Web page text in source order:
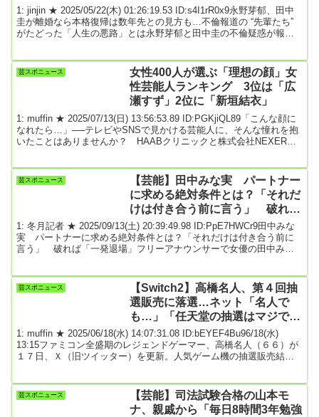
どった「人生の悪路」とは
1: jinjin ★ 2025/05/22(木) 01:26:19.53 ID:s4I1rR0x9永野芽郁、田中
圭が離婚なら本格復帰は数年先との見方も…不倫報道の “先輩たち”
がたどった「人生の悪路」とは永野芽郁と田中圭の不倫疑惑が報じ
たことが発表されており、ダメージは拡大の一途をたどっている。
「『豊臣兄弟！』では主人公の幼馴染というヒロイン枠でしたが、
芸スポニュース
女性400人が選ぶ「理想の顔」女
性芸能人ランキング 3位は「広
瀬すず」2位に「新垣結衣」
1: muffin ★ 2025/07/13(日) 13:56:53.89 ID:PGKjiQL89「こんな顔に
なれたら…」──テレビやSNSで見かける芸能人に、そんな憧れを抱
いたことはありませんか？ HAABクリニックと株式会社NEXER
で、リアルな女性たちが憧れる“理想の顔”が明らかに。上位に選ばれ
た芸能人とその理由は以下の通りです。▽第1位：北川景子（81
芸スポニュース
【芸能】田中みな実 パートナー
に求める絶対条件とは？「それだ
けは付き合う前に言う」 破れば
「一発退場」
1: 冬月記者 ★ 2025/09/13(土) 20:39:49.98 ID:PpE7HWCr9田中みな
実 パートナーに求める絶対条件とは？「それだけは付き合う前に
言う」 破れば「一発退場」フリーアナウンサーで女優の田中みな
はお笑いタレント・ふかわりょうをゲストに招き、互いの恋愛観に
ついてトークを展開。「パートナーに対して絶対に譲れないもの」
について話題が上がると、田中...
芸スポニュース
【Switch2】高橋名人、第４回抽
選販売に落選…ネット「名人で
も…」「任天堂の抽選はマジでガ
チ」「逆に忖度ないことがわかり
ましたw」
1: muffin ★ 2025/06/18(水) 14:07:31.08 ID:bEYEF4Bu96/18(水)
13:15ファミコン全盛期のレジェンドゲーマー、高橋名人（６６）が
１７日、Ｘ（旧ツイッター）を更新。人気ゲーム機の抽選販売結果
に発売された「Ｎｉｎｔｅｎｄｏ Ｓｗｉｔｃｈ ２（Ｓｗｉｔｃ
ｈ２）」第４回抽選販売に応募した結果、「誠に残念ながら【落
芸スポニュース
【芸能】司法試験合格の山本モ
ナ、親戚から「毎日8時間3年勉強